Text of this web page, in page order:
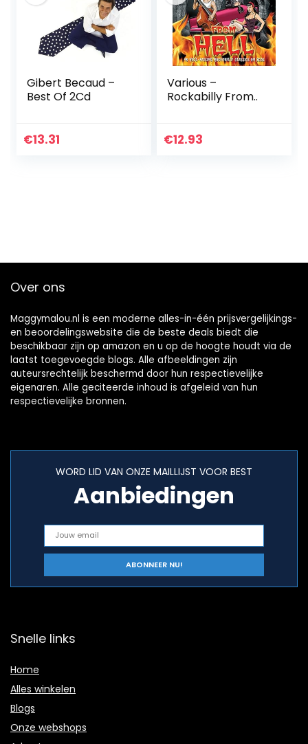
Gibert Becaud –
Best Of 2Cd
€13.31
Various –
Rockabilly From..
€12.93
Over ons
Maggymalou.nl is een moderne alles-in-één prijsvergelijkings-
en beoordelingswebsite die de beste deals biedt die
beschikbaar zijn op amazon en u op de hoogte houdt via de
laatst toegevoegde blogs. Alle afbeeldingen zijn
auteursrechtelijk beschermd door hun respectievelijke
eigenaren. Alle geciteerde inhoud is afgeleid van hun
respectievelijke bronnen.
WORD LID VAN ONZE MAILLIJST VOOR BEST
Aanbiedingen
Snelle links
Home
Alles winkelen
Blogs
Onze webshops